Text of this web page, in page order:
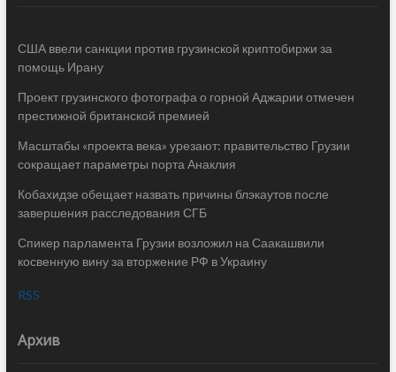
США ввели санкции против грузинской криптобиржи за
помощь Ирану
Проект грузинского фотографа о горной Аджарии отмечен
престижной британской премией
Масштабы «проекта века» урезают: правительство Грузии
сокращает параметры порта Анаклия
Кобахидзе обещает назвать причины блэкаутов после
завершения расследования СГБ
Спикер парламента Грузии возложил на Саакашвили
косвенную вину за вторжение РФ в Украину
RSS
Архив